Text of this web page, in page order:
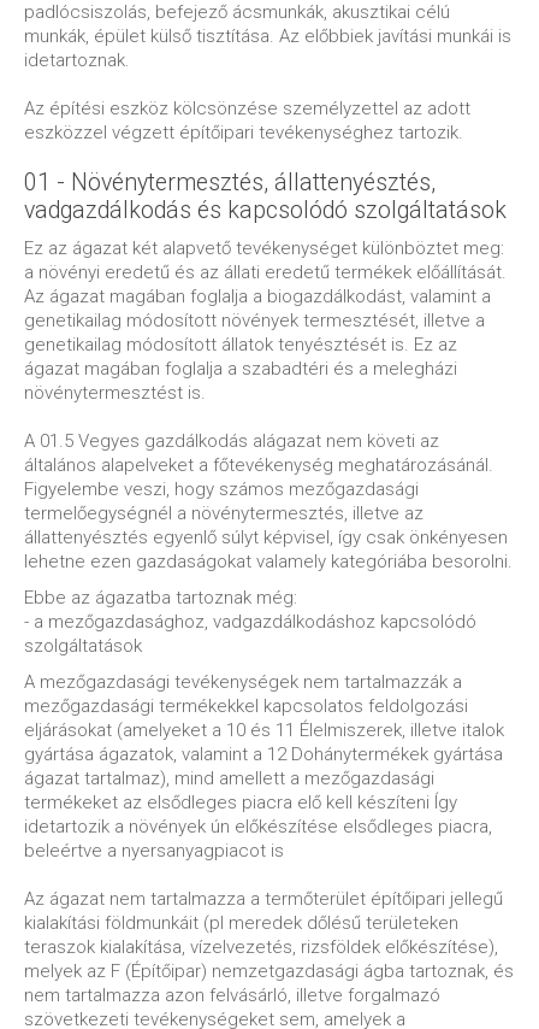
padlócsiszolás, befejező ácsmunkák, akusztikai célú
munkák, épület külső tisztítása. Az előbbiek javítási munkái is
idetartoznak.
Az építési eszköz kölcsönzése személyzettel az adott
eszközzel végzett építőipari tevékenységhez tartozik.
01 - Növénytermesztés, állattenyésztés,
vadgazdálkodás és kapcsolódó szolgáltatások
Ez az ágazat két alapvető tevékenységet különböztet meg:
a növényi eredetű és az állati eredetű termékek előállítását.
Az ágazat magában foglalja a biogazdálkodást, valamint a
genetikailag módosított növények termesztését, illetve a
genetikailag módosított állatok tenyésztését is. Ez az
ágazat magában foglalja a szabadtéri és a melegházi
növénytermesztést is.
A 01.5 Vegyes gazdálkodás alágazat nem követi az
általános alapelveket a főtevékenység meghatározásánál.
Figyelembe veszi, hogy számos mezőgazdasági
termelőegységnél a növénytermesztés, illetve az
állattenyésztés egyenlő súlyt képvisel, így csak önkényesen
lehetne ezen gazdaságokat valamely kategóriába besorolni.
Ebbe az ágazatba tartoznak még:
- a mezőgazdasághoz, vadgazdálkodáshoz kapcsolódó
szolgáltatások
A mezőgazdasági tevékenységek nem tartalmazzák a
mezőgazdasági termékekkel kapcsolatos feldolgozási
eljárásokat (amelyeket a 10 és 11 Élelmiszerek, illetve italok
gyártása ágazatok, valamint a 12 Dohánytermékek gyártása
ágazat tartalmaz), mind amellett a mezőgazdasági
termékeket az elsődleges piacra elő kell készíteni Így
idetartozik a növények ún előkészítése elsődleges piacra,
beleértve a nyersanyagpiacot is
Az ágazat nem tartalmazza a termőterület építőipari jellegű
kialakítási földmunkáit (pl meredek dőlésű területeken
teraszok kialakítása, vízelvezetés, rizsföldek előkészítése),
melyek az F (Építőipar) nemzetgazdasági ágba tartoznak, és
nem tartalmazza azon felvásárló, illetve forgalmazó
szövetkezeti tevékenységeket sem, amelyek a